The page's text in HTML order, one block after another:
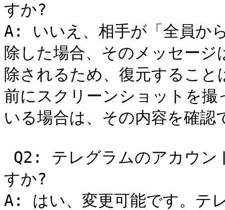
すか?
A: いいえ、相手が「全員か
除した場合、そのメッセー
除されるため、復元するこ
前にスクリーンショットを
いる場合は、その内容を確
すか?
A: はい、変更可能です。テ